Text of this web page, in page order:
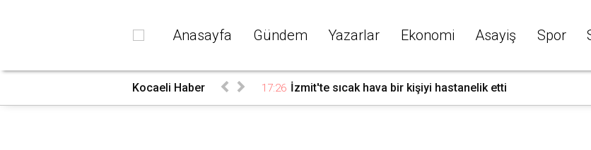
Anasayfa Gündem Yazarlar Ekonomi Asayiş Spor
Kocaeli Haber 17:26 İzmit'te sıcak hava bir kişiyi hastanelik etti